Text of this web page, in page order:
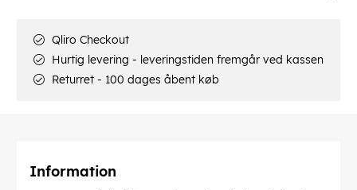
Qliro Checkout
Hurtig levering - leveringstiden fremgår ved kassen
Returret - 100 dages åbent køb
Information